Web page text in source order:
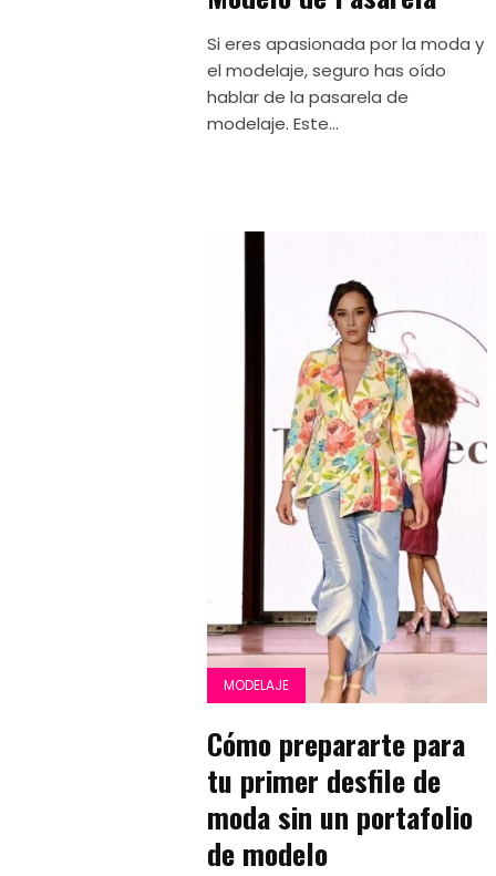
Si eres apasionada por la moda y
el modelaje, seguro has oído
hablar de la pasarela de
modelaje. Este...
MODELAJE
Cómo prepararte para
tu primer desfile de
moda sin un portafolio
de modelo